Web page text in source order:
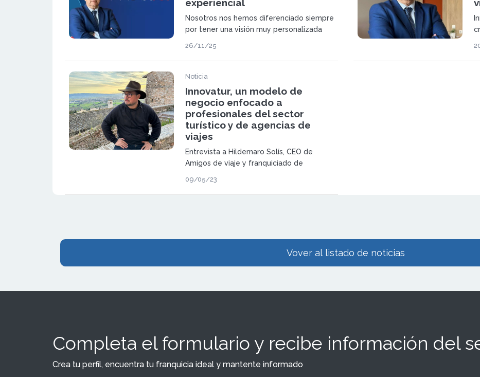
experiencial
Nosotros nos hemos diferenciado siempre
por tener una visión muy personalizada
26/11/25
Noticia
Innovatur, un modelo de
negocio enfocado a
profesionales del sector
turístico y de agencias de
viajes
Entrevista a Hildemaro Solís, CEO de
Amigos de viaje y franquiciado de
09/05/23
Vover al listado de noticias
Completa el formulario y recibe información del
Crea tu perfil, encuentra tu franquicia ideal y mantente informado